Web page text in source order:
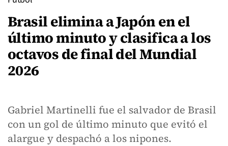
Brasil elimina a Japón en el
último minuto y clasifica a los
octavos de final del Mundial
2026
Gabriel Martinelli fue el salvador de Brasil
con un gol de último minuto que evitó el
alargue y despachó a los nipones.